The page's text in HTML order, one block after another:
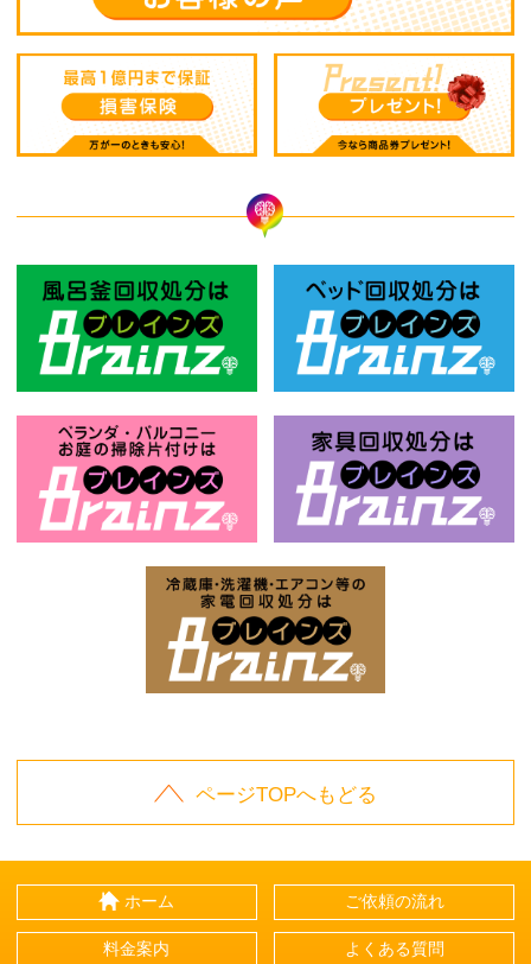
ページTOPへもどる
ホーム ご依頼の流れ
料金案内 よくある質問